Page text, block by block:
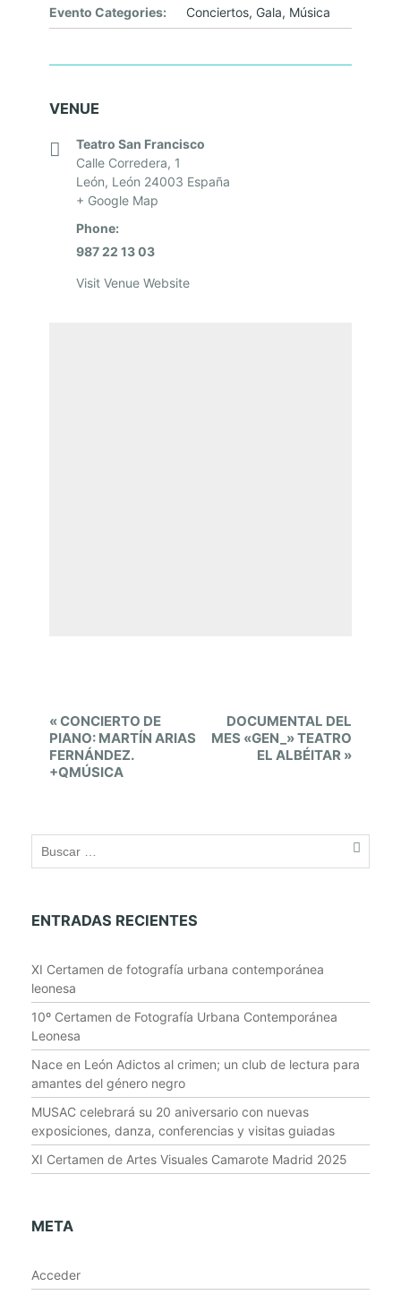
Evento Categories: Conciertos, Gala, Música
VENUE
Teatro San Francisco
Calle Corredera, 1
León, León 24003 España
+ Google Map
Phone:
987 22 13 03
Visit Venue Website
E
v
e
n
N
a
v
g
t
i
o
n
«CONCIERTO DE
PIANO: MARTÍN ARIAS
FERNÁNDEZ.
+QMÚSICA
DOCUMENTAL DEL
MES «GEN_» TEATRO
EL ALBÉITAR »
ENTRADAS RECIENTES
XI Certamen de fotografía urbana contemporánea
leonesa
10º Certamen de Fotografía Urbana Contemporánea
Leonesa
Nace en León Adictos al crimen; un club de lectura para
amantes del género negro
MUSAC celebrará su 20 aniversario con nuevas
exposiciones, danza, conferencias y visitas guiadas
XI Certamen de Artes Visuales Camarote Madrid 2025
META
Acceder